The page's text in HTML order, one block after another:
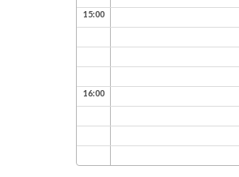
15:00
16:00